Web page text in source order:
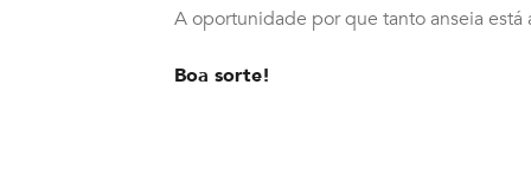
A oportunidade por que tanto anseia
Boa sorte!